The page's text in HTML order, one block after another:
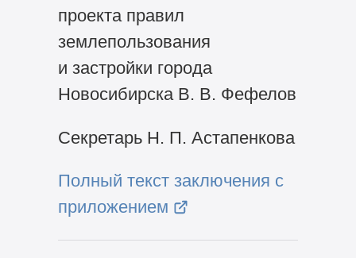
проекта правил
землепользования
и застройки города
Новосибирска В. В. Фефелов
Секретарь Н. П. Астапенкова
Полный текст заключения с
приложением